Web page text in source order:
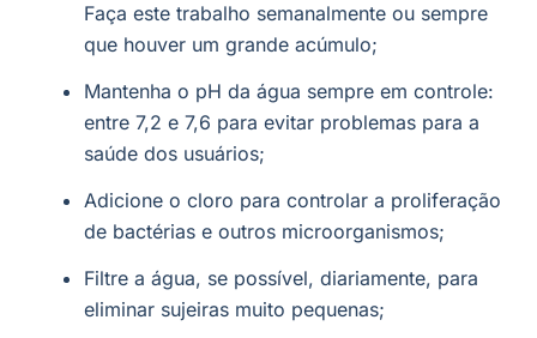
Faça este trabalho semanalmente ou sempre
que houver um grande acúmulo;
Mantenha o pH da água sempre em controle:
entre 7,2 e 7,6 para evitar problemas para a
saúde dos usuários;
Adicione o cloro para controlar a proliferação
de bactérias e outros microorganismos;
Filtre a água, se possível, diariamente, para
eliminar sujeiras muito pequenas;